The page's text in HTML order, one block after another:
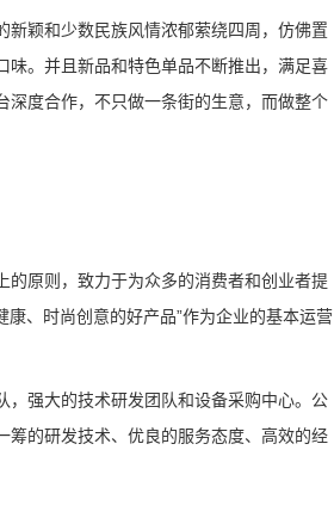
颖和少数民族风情浓郁萦绕四周，仿佛置
味。并且新品和特色单品不断推出，满足喜
深度合作，不只做一条街的生意，而做整个
的原则，致力于为众多的消费者和创业者提
、时尚创意的好产品”作为企业的基本运营
，强大的技术研发团队和设备采购中心。公
筹的研发技术、优良的服务态度、高效的经